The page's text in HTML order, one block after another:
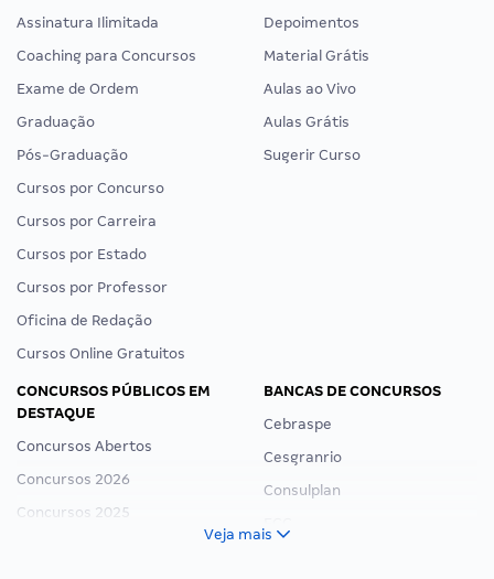
Assinatura Ilimitada
Coaching para Concursos
Exame de Ordem
Graduação
Pós-Graduação
Cursos por Concurso
Cursos por Carreira
Cursos por Estado
Cursos por Professor
Oficina de Redação
Cursos Online Gratuitos
Depoimentos
Material Grátis
Aulas ao Vivo
Aulas Grátis
Sugerir Curso
CONCURSOS PÚBLICOS EM
DESTAQUE
Concursos Abertos
Concursos 2026
Concursos 2025
BANCAS DE CONCURSOS
Cebraspe
Cesgranrio
Consulplan
Veja mais